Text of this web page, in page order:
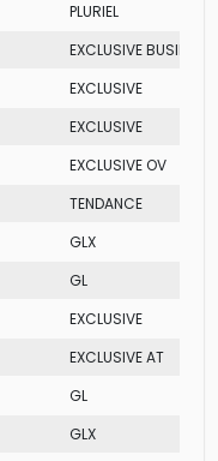
PLURIEL
EXCLUSIVE BUSINESS
EXCLUSIVE
EXCLUSIVE
EXCLUSIVE OV
TENDANCE
GLX
GL
EXCLUSIVE
EXCLUSIVE AT
GL
GLX